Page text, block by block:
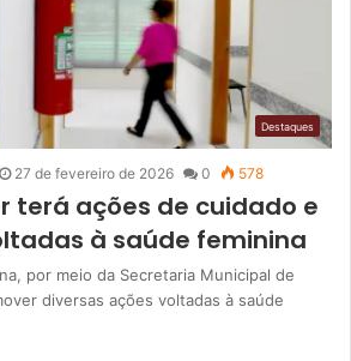
Destaques
27 de fevereiro de 2026 0 578
terá ações de cuidado e
à saúde feminina
por meio da Secretaria Municipal de
diversas ações voltadas à saúde